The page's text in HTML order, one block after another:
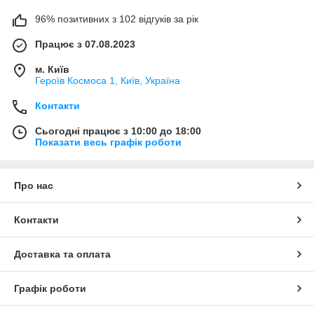
96% позитивних з 102 відгуків за рік
Працює з 07.08.2023
м. Київ
Героїв Космоса 1, Київ, Україна
Контакти
Сьогодні працює з 10:00 до 18:00
Показати весь графік роботи
Про нас
Контакти
Доставка та оплата
Графік роботи